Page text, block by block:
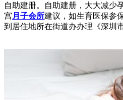
自助建册。自助建册，大大减少
宫 月子会所建议，如生育医保参
到居住地所在街道办办理《深圳